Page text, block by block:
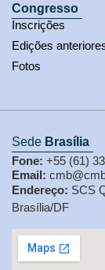
Congresso
Inscrições
Edições
Fotos
Sede Brasília
Fone: +55 (61)
Email:
Endereço: SCS
Brasília/DF